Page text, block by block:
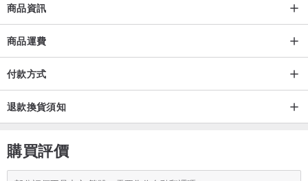
商品資訊
商品運費
付款方式
退款換貨須知
購買評價